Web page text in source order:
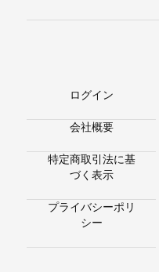
ログイン
会社概要
特定商取引法に基
づく表示
プライバシーポリ
シー